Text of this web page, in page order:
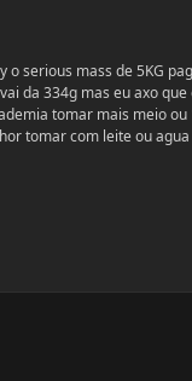
o serious mass de 5KG
da 334g mas eu axo
tomar mais meio ou
tomar com leite ou